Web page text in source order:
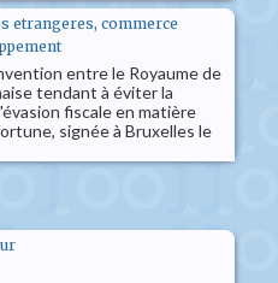
etrangeres, commerce
entre le Royaume de
tendant à éviter la
fiscale en matière
signée à Bruxelles le